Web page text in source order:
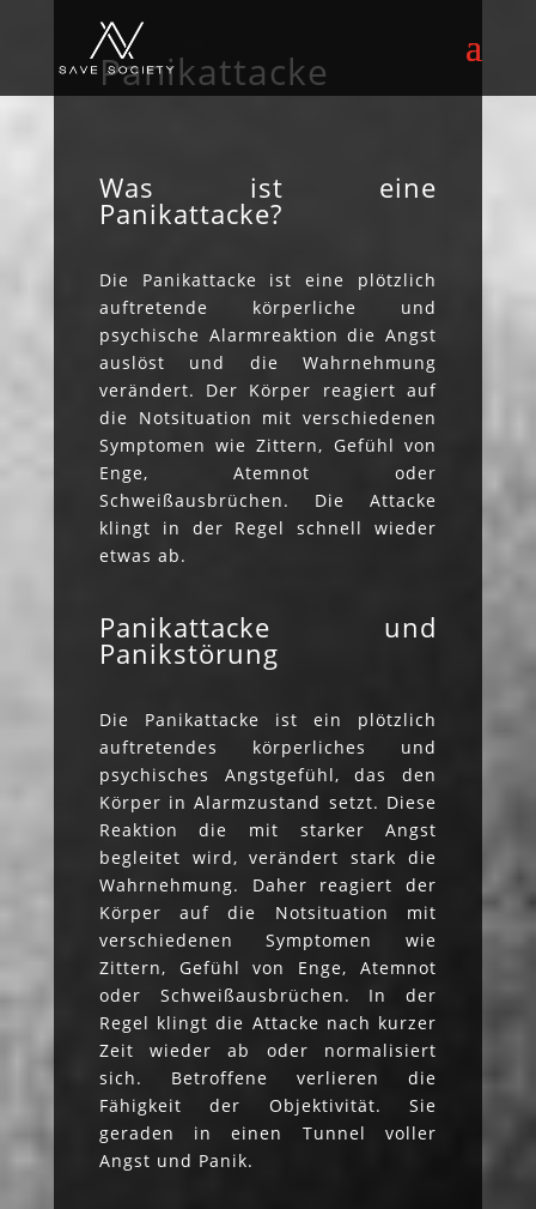
Panikattacke
Was ist eine
Panikattacke?
Die Panikattacke ist eine plötzlich
auftretende körperliche und
psychische Alarmreaktion die Angst
auslöst und die Wahrnehmung
verändert. Der Körper reagiert auf
die Notsituation mit verschiedenen
Symptomen wie Zittern, Gefühl von
Enge, Atemnot oder
Schweißausbrüchen. Die Attacke
klingt in der Regel schnell wieder
etwas ab.
Panikattacke und
Panikstörung
Die Panikattacke ist ein plötzlich
auftretendes körperliches und
psychisches Angstgefühl, das den
Körper in Alarmzustand setzt. Diese
Reaktion die mit starker Angst
begleitet wird, verändert stark die
Wahrnehmung. Daher reagiert der
Körper auf die Notsituation mit
verschiedenen Symptomen wie
Zittern, Gefühl von Enge, Atemnot
oder Schweißausbrüchen. In der
Regel klingt die Attacke nach kurzer
Zeit wieder ab oder normalisiert
sich. Betroffene verlieren die
Fähigkeit der Objektivität. Sie
geraden in einen Tunnel voller
Angst und Panik.